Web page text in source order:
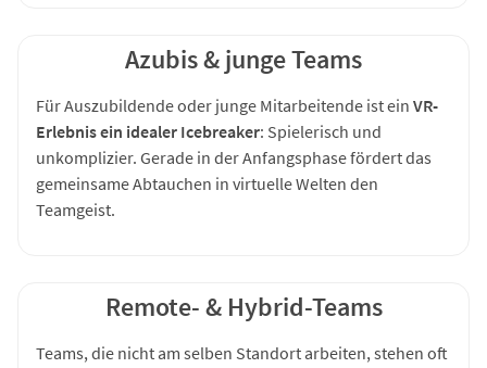
Azubis & junge Teams
Für Auszubildende oder junge Mitarbeitende ist ein VR-
Erlebnis ein idealer Icebreaker: Spielerisch und
unkomplizier. Gerade in der Anfangsphase fördert das
gemeinsame Abtauchen in virtuelle Welten den
Teamgeist.
Remote- & Hybrid-Teams
Teams, die nicht am selben Standort arbeiten, stehen oft